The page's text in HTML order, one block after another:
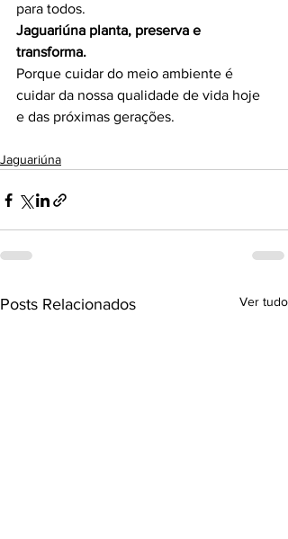
para todos.
Jaguariúna planta, preserva e
transforma.
Porque cuidar do meio ambiente é
cuidar da nossa qualidade de vida hoje
e das próximas gerações.
Jaguariúna
Posts Relacionados Ver tudo